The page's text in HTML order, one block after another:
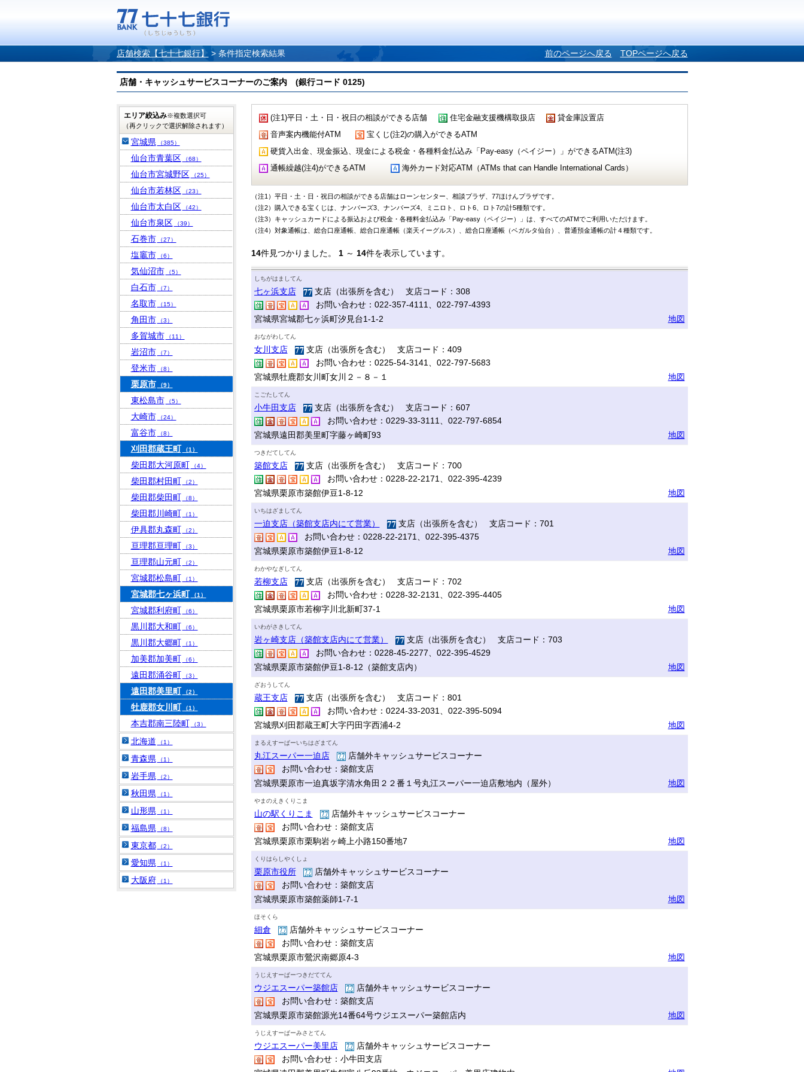
店舗検索【七十七銀行】 > 条件指定検索結果 前のページへ戻る TOPページへ戻る
店舗・キャッシュサービスコーナーのご案内 (銀行コード 0125)
(注1)平日・土・日・祝日の相談ができる店舗 住宅金融支援機構取扱店
貸金庫設置店
音声案内機能付ATM
宝くじ(注2)の購入ができるATM
硬貨入出金、現金振込、現金による税金・各種料金払込み「Pay-easy（ペイジー）」ができるATM(注3)
通帳繰越(注4)ができるATM
海外カード対応ATM（ATMs that can Handle International Cards）
（注1）平日・土・日・祝日の相談ができる店舗はローンセンター、相談プラザ、77ほけんプラザです。
（注2）購入できる宝くじは、ナンバーズ3、ナンバーズ4、ミニロト、ロト6、ロト7の計5種類です。
（注3）キャッシュカードによる振込および税金・各種料金払込み「Pay-easy（ペイジー）」は、すべてのATMでご利用いただけます。
（注4）対象通帳は、総合口座通帳、総合口座通帳（楽天イーグルス）、総合口座通帳（ベガルタ仙台）、普通預金通帳の計４種類です。
14件見つかりました。 1～ 14件を表示しています。
しちがはましてん
七ヶ浜支店
支店（出張所を含む） 支店コード：308
お問い合わせ：022-357-4111、022-797-4393
宮城県宮城郡七ヶ浜町汐見台1-1-2
地図
おながわしてん
女川支店
支店（出張所を含む） 支店コード：409
お問い合わせ：0225-54-3141、022-797-5683
宮城県牡鹿郡女川町女川２－８－１
地図
こごたしてん
小牛田支店
支店（出張所を含む） 支店コード：607
お問い合わせ：0229-33-3111、022-797-6854
宮城県遠田郡美里町字藤ヶ崎町93
地図
つきだてしてん
築館支店
支店（出張所を含む） 支店コード：700
お問い合わせ：0228-22-2171、022-395-4239
宮城県栗原市築館伊豆1-8-12
地図
いちはざましてん
一迫支店（築館支店内にて営業）
支店（出張所を含む） 支店コード：701
お問い合わせ：0228-22-2171、022-395-4375
宮城県栗原市築館伊豆1-8-12
地図
わかやなぎしてん
若柳支店
支店（出張所を含む） 支店コード：702
お問い合わせ：0228-32-2131、022-395-4405
宮城県栗原市若柳字川北新町37-1
地図
いわがさきしてん
岩ヶ崎支店（築館支店内にて営業）
支店（出張所を含む） 支店コード：703
お問い合わせ：0228-45-2277、022-395-4529
宮城県栗原市築館伊豆1-8-12（築館支店内）
地図
ざおうしてん
蔵王支店
支店（出張所を含む） 支店コード：801
お問い合わせ：0224-33-2031、022-395-5094
宮城県刈田郡蔵王町大字円田字西浦4-2
地図
まるえすーぱーいちはざまてん
丸江スーパー一迫店
店舗外キャッシュサービスコーナー
お問い合わせ：築館支店
宮城県栗原市一迫真坂字清水角田２２番１号丸江スーパー一迫店敷地内（屋外）
地図
やまのえきくりこま
山の駅くりこま
店舗外キャッシュサービスコーナー
お問い合わせ：築館支店
宮城県栗原市栗駒岩ヶ崎上小路150番地7
地図
くりはらしやくしょ
栗原市役所
店舗外キャッシュサービスコーナー
お問い合わせ：築館支店
宮城県栗原市築館薬師1-7-1
地図
ほそくら
細倉
店舗外キャッシュサービスコーナー
お問い合わせ：築館支店
宮城県栗原市鶯沢南郷原4-3
地図
うじえすーぱーつきだててん
ウジエスーパー築館店
店舗外キャッシュサービスコーナー
お問い合わせ：築館支店
宮城県栗原市築館源光14番64号ウジエスーパー築館店内
地図
うじえすーぱーみさとてん
ウジエスーパー美里店
店舗外キャッシュサービスコーナー
お問い合わせ：小牛田支店
エリア絞込み※複数選択可
（再クリックで選択解除されます）
宮城県 （385）
仙台市青葉区 （68）
仙台市宮城野区 （25）
仙台市若林区 （23）
仙台市太白区 （42）
仙台市泉区 （39）
石巻市 （27）
塩竈市 （6）
気仙沼市 （5）
白石市 （7）
名取市 （15）
角田市 （3）
多賀城市 （11）
岩沼市 （7）
登米市 （8）
栗原市 （9）
東松島市 （5）
大崎市 （24）
富谷市 （8）
刈田郡蔵王町 （1）
柴田郡大河原町 （4）
柴田郡村田町 （2）
柴田郡柴田町 （8）
柴田郡川崎町 （1）
伊具郡丸森町 （2）
亘理郡亘理町 （3）
亘理郡山元町 （2）
宮城郡松島町 （1）
宮城郡七ヶ浜町 （1）
宮城郡利府町 （6）
黒川郡大和町 （6）
黒川郡大郷町 （1）
加美郡加美町 （6）
遠田郡涌谷町 （3）
遠田郡美里町 （2）
牡鹿郡女川町 （1）
本吉郡南三陸町 （3）
北海道 （1）
青森県 （1）
岩手県 （2）
秋田県 （1）
山形県 （1）
福島県 （8）
東京都 （2）
愛知県 （1）
大阪府 （1）